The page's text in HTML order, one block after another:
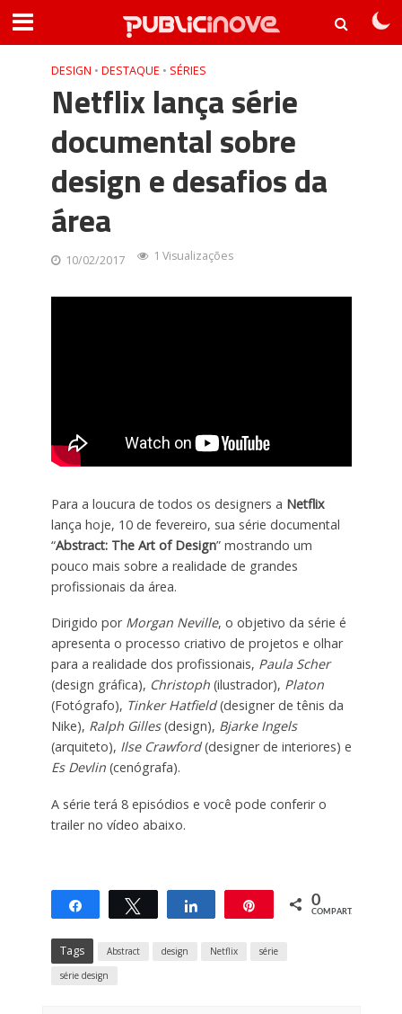
DESIGN • DESTAQUE • SÉRIES
Netflix lança série
documental sobre
design e desafios da
área
10/02/2017 1 Visualizações
Para a loucura de todos os designers a Netflix
lança hoje, 10 de fevereiro, sua série documental
“Abstract: The Art of Design” mostrando um
pouco mais sobre a realidade de grandes
profissionais da área.
Dirigido por Morgan Neville, o objetivo da série é
apresenta o processo criativo de projetos e olhar
para a realidade dos profissionais, Paula Scher
(design gráfica), Christoph(ilustrador), Platon
(Fotógrafo), Tinker Hatfield(designer de tênis da
Nike), Ralph Gilles(design), Bjarke Ingels
(arquiteto), Ilse Crawford(designer de interiores) e
Es Devlin(cenógrafa).
A série terá 8 episódios e você pode conferir o
trailer no vídeo abaixo.
CompartilharTwittar Compartilhar 0
COMPART.
Tags Abstract design Netflix
série
série design